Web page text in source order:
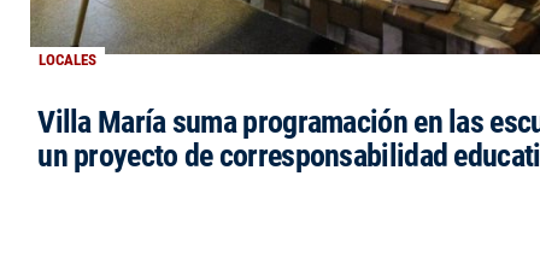
LOCALES
Villa María suma programación en las
un proyecto de corresponsabilidad